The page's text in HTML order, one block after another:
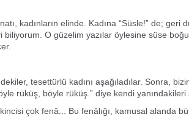
kadınların elinde. Kadına “Süsle!” de; geri
biliyorum. O güzelim yazılar öylesine süse
tesettürlü kadını aşağıladılar. Sonra,
rüküş, böyle rüküş.” diye kendi yanındakileri
çok fenâ... Bu fenâlığı, kamusal alanda